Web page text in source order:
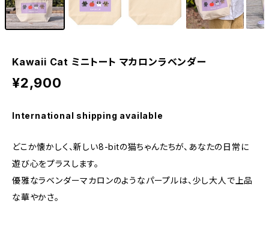
Kawaii Cat ミニトート マカロンラベンダー
¥2,900
International shipping available
どこか懐かしく、新しい8-bitの猫ちゃんたちが、あなたの日常に
遊び心をプラスします。
優雅なラベンダーマカロンのようなパープルは、少し大人で上品
な華やかさ。